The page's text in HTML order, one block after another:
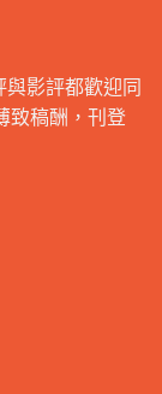
影評都歡迎同
致稿酬，刊登